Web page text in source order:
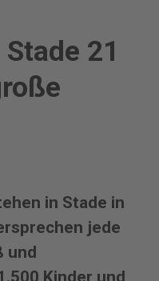
21
in Stade in
jede
und
Kinder und